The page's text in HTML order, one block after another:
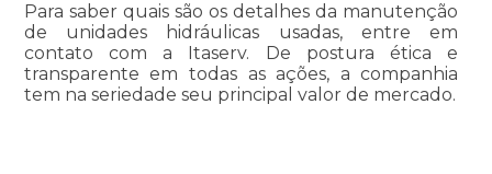
Para saber quais são os detalhes da manutenção
de unidades hidráulicas usadas, entre em
contato com a Itaserv. De postura ética e
transparente em todas as ações, a companhia
tem na seriedade seu principal valor de mercado.